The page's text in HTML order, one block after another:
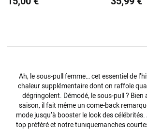
Ah, le sous-pullfemme… cet essentiel de
chaleur supplémentaire dont on raffole
dégringolent. Démodé, le sous-pull ? Bien
saison, il fait même un come-back
mode jusqu’à booster le lookdes
top préféré et notretuniquemanches